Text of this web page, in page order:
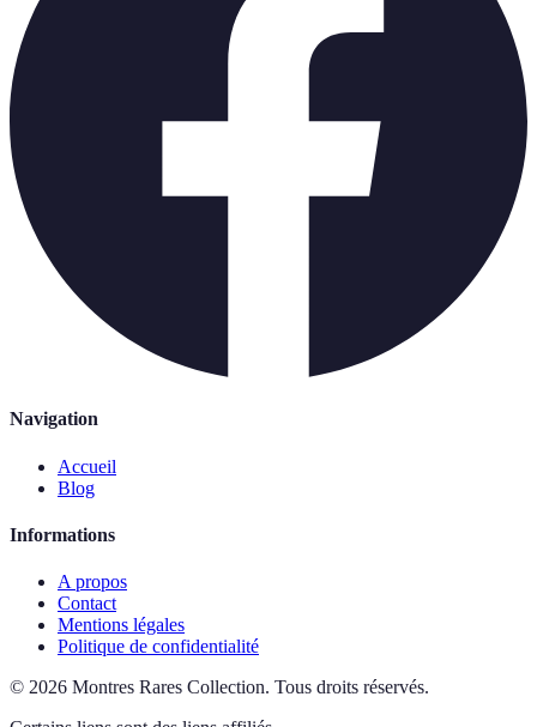
Navigation
Accueil
Blog
Informations
A propos
Contact
Mentions légales
Politique de confidentialité
© 2026 Montres Rares Collection. Tous droits réservés.